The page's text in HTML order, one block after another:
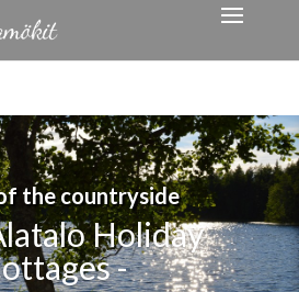
the countryside
Holiday
-